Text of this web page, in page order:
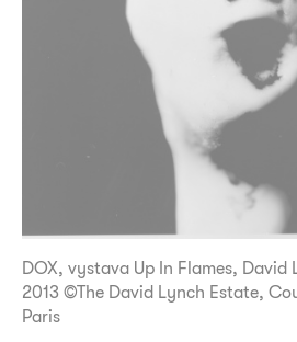
DOX, vystava Up In Flames,
2013 ©The David Lynch Estate,
Paris